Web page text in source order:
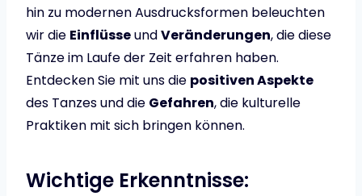
hin zu modernen Ausdrucksformen beleuchten
wir die EinflüsseundVeränderungen, die diese
Tänze im Laufe der Zeit erfahren haben.
Entdecken Sie mit uns die positiven Aspekte
des Tanzes und die Gefahren, die kulturelle
Praktiken mit sich bringen können.
Wichtige Erkenntnisse: